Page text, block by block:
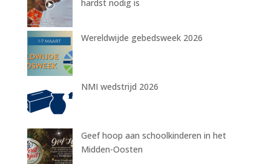
hardst nodig is
Wereldwijde gebedsweek 2026
NMI wedstrijd 2026
Geef hoop aan schoolkinderen in het
Midden-Oosten